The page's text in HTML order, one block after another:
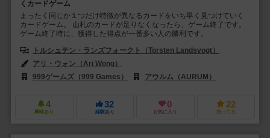
くカードゲーム
まったく同じか１つだけ特徴が異なるカードをいち早く見つけていく
カードゲーム。 山札のカードが足りなくなったら、ゲーム終了です。
ゲーム終了時に、獲得した得点が一番多い人の勝利です。
トルシュテン・ランズフォークト（Torsten Landsvogt）
アリ・ウォン（Ari Wong）
999ゲームズ（999 Games）
アウルム（AURUM）
4
興味あり
32
経験あり
0
お気に入り
22
持ってる